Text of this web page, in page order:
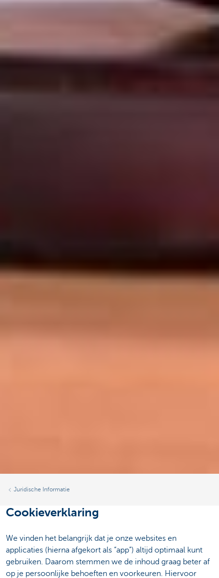
Juridische Informatie
Cookieverklaring
We vinden het belangrijk dat je onze websites en
applicaties (hierna afgekort als “app”) altijd optimaal kunt
gebruiken. Daarom stemmen we de inhoud graag beter af
op je persoonlijke behoeften en voorkeuren. Hiervoor